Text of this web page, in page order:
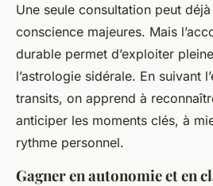
Une seule consultation peut
conscience majeures. Mais
durable permet d’exploiter
l’astrologie sidérale. En suivant
transits, on apprend à
anticiper les moments clés, à
rythme personnel.
Gagner en autonomie et en